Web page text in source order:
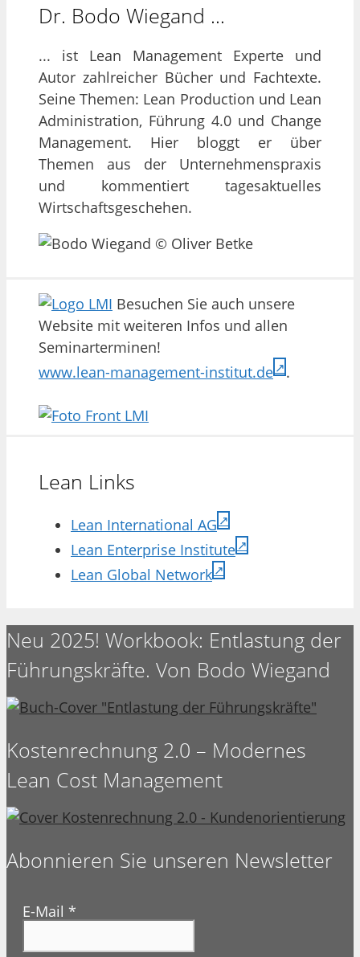
Dr. Bodo Wiegand …
... ist Lean Management Experte und
Autor zahlreicher Bücher und Fachtexte.
Seine Themen: Lean Production und Lean
Administration, Führung 4.0 und Change
Management. Hier bloggt er über
Themen aus der Unternehmenspraxis
und kommentiert tagesaktuelles
Wirtschaftsgeschehen.
Besuchen Sie auch unsere
Website mit weiteren Infos und allen
Seminarterminen!
www.lean-management-institut.de
.
Lean Links
Lean International AG
Lean Enterprise Institute
Lean Global Network
Neu 2025! Workbook: Entlastung der
Führungskräfte. Von Bodo Wiegand
Kostenrechnung 2.0 – Modernes
Lean Cost Management
Abonnieren Sie unseren Newsletter
E-Mail *